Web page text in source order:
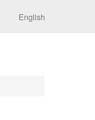
English